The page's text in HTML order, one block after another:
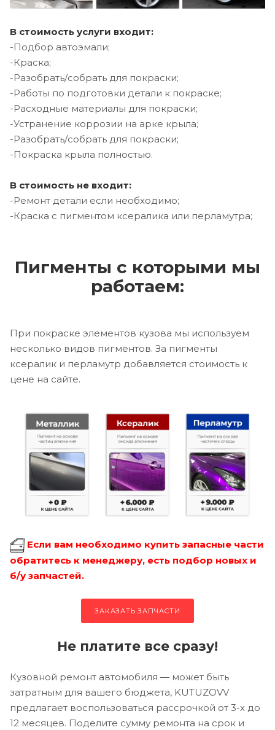
В стоимость услуги входит:
-Подбор автоэмали;
-Краска;
-Разобрать/собрать для покраски;
-Работы по подготовки детали к покраске;
-Расходные материалы для покраски;
-Устранение коррозии на арке крыла;
-Разобрать/собрать для покраски;
-Покраска крыла полностью.
В стоимость не входит:
-Ремонт детали если необходимо;
-Краска с пигментом ксералика или перламутра;
Пигменты с которыми мы
работаем:
При покраске элементов кузова мы используем
несколько видов пигментов. За пигменты
ксералик и перламутр добавляется стоимость к
цене на сайте.
Если вам необходимо купить запасные части
обратитесь к менеджеру, есть подбор новых и
б/у запчастей.
ЗАКАЗАТЬ ЗАПЧАСТИ
Не платите все сразу!
Кузовной ремонт автомобиля — может быть
затратным для вашего бюджета, KUTUZOVV
предлагает воспользоваться рассрочкой от 3-х до
12 месяцев. Поделите сумму ремонта на срок и